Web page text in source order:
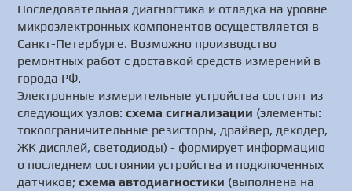
Последовательная диагностика и отладка на уровне
микроэлектронных компонентов осуществляется в
Санкт-Петербурге. Возможно производство
ремонтных работ с доставкой средств измерений в
города РФ.
Электронные измерительные устройства состоят из
следующих узлов:схема сигнализации (элементы:
токоограничительные резисторы, драйвер, декодер,
ЖК дисплей, светодиоды) - формирует информацию
о последнем состоянии устройства и подключенных
датчиков;схема автодиагностики (выполнена на